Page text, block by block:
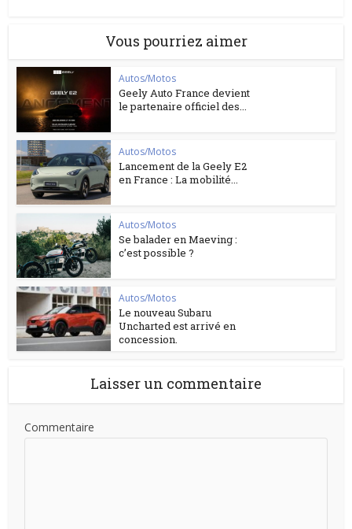
Vous pourriez aimer
Autos/Motos
Geely Auto France devient
le partenaire officiel des...
Autos/Motos
Lancement de la Geely E2
en France : La mobilité...
Autos/Motos
Se balader en Maeving :
c’est possible ?
Autos/Motos
Le nouveau Subaru
Uncharted est arrivé en
concession.
Laisser un commentaire
Commentaire